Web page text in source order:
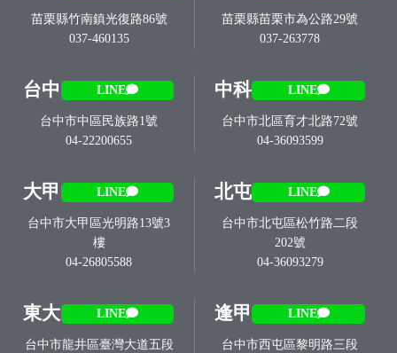
苗栗縣竹南鎮光復路86號
037-460135
苗栗縣苗栗市為公路29號
037-263778
台中 LINE
台中市中區民族路1號
04-22200655
中科 LINE
台中市北區育才北路72號
04-36093599
大甲 LINE
台中市大甲區光明路13號3
樓
04-26805588
北屯 LINE
台中市北屯區松竹路二段
202號
04-36093279
東大 LINE
台中市龍井區臺灣大道五段
逢甲 LINE
台中市西屯區黎明路三段